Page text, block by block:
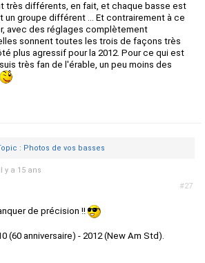
très différents, en fait, et chaque basse est
un groupe différent ... Et contrairement à ce
avec des réglages complètement
sonnent toutes les trois de façons très
plus agressif pour la 2012. Pour ce qui est
très fan de l'érable, un peu moins des
: Photos de vos basses
#27
il y a 15 ans
de précision !!
(60 anniversaire) - 2012 (New Am Std).